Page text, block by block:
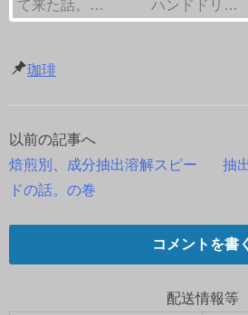
て来た話。…
ハンドドリ…
珈琲
投
稿
ナ
ビ
以前の記事へ
焙煎別、成分抽出溶解スピー
ドの話。の巻
抽
コメントを書く
配送情報等